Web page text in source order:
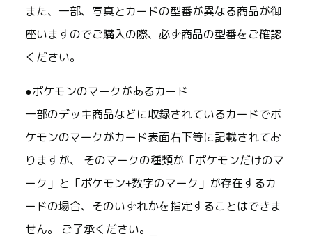
また、一部、写真とカードの型番が異なる商品が御
座いますのでご購入の際、必ず商品の型番をご確認
ください。
●ポケモンのマークがあるカード
一部のデッキ商品などに収録されているカードでポ
ケモンのマークがカード表面右下等に記載されてお
りますが、 そのマークの種類が「ポケモンだけのマ
ーク」と「ポケモン+数字のマーク」が存在するカ
ードの場合、そのいずれかを指定することはできま
せん。 ご了承ください。_